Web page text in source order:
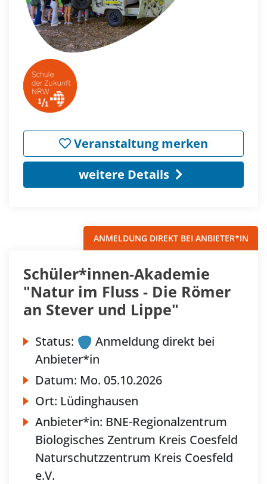
Veranstaltung merken
weitere Details
ANMELDUNG DIREKT BEI ANBIETER*IN
Schüler*innen-Akademie
"Natur im Fluss - Die Römer
an Stever und Lippe"
Status:
Anmeldung direkt bei
Anbieter*in
Datum: Mo. 05.10.2026
Ort: Lüdinghausen
Anbieter*in: BNE-Regionalzentrum
Biologisches Zentrum Kreis Coesfeld
Naturschutzzentrum Kreis Coesfeld
e.V.